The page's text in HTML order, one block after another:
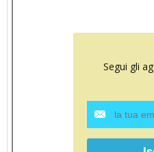
Segui gli